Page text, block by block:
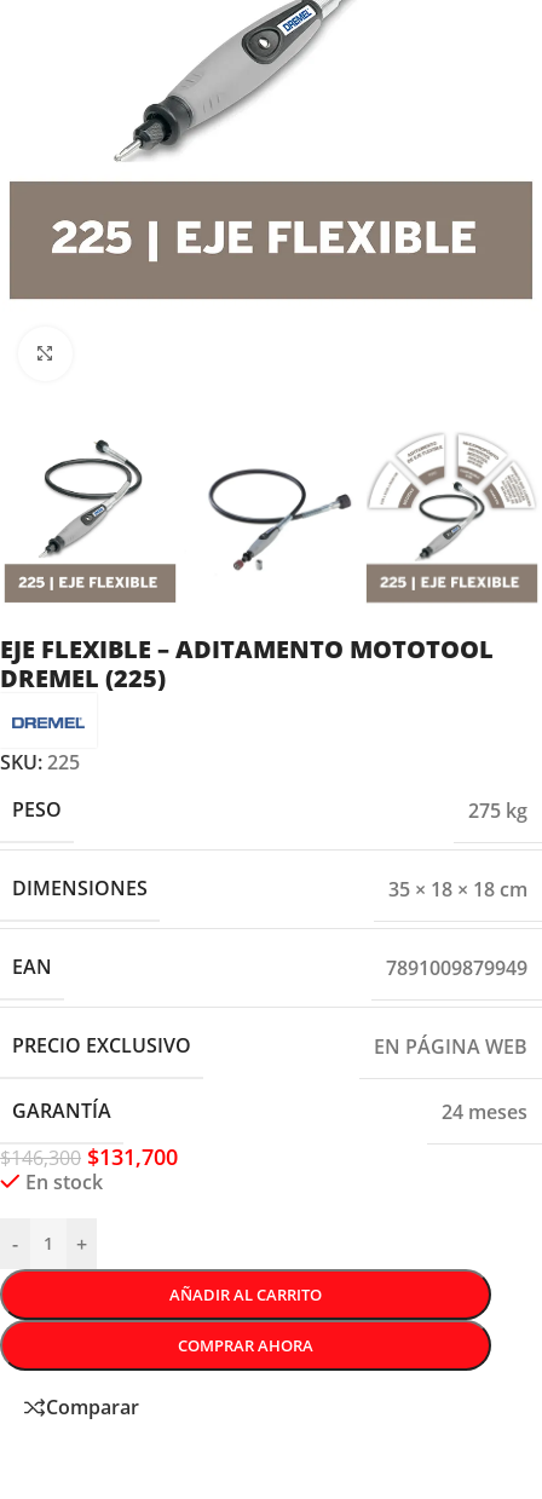
EJE FLEXIBLE – ADITAMENTO MOTOTOOL
DREMEL (225)
SKU:225
PESO
275 kg
DIMENSIONES 35 × 18 × 18 cm
EAN 7891009879949
PRECIO EXCLUSIVO EN PÁGINA WEB
GARANTÍA
24 meses
$146,300 $131,700
En stock
- +
AÑADIR AL CARRITO
COMPRAR AHORA
Comparar